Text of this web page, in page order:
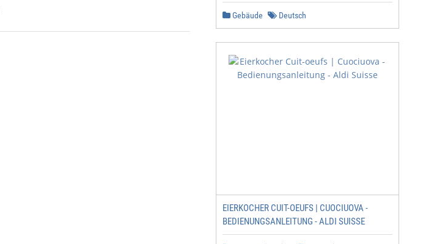
Gebäude Deutsch
EIERKOCHER CUIT-OEUFS | CUOCIUOVA -
BEDIENUNGSANLEITUNG - ALDI SUISSE